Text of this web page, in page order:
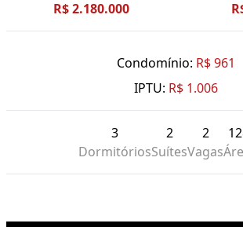
R$ 2.180.000
Condomínio: R$ 961
IPTU: R$ 1.006
3
Dormitórios
2
Suítes
2
Vagas